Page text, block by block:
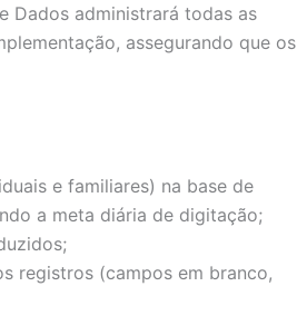
Dados administrará todas as
assegurando que os
e familiares) na base de
a meta diária de digitação;
registros (campos em branco,